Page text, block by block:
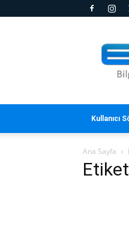
Kullanıcı
Ana Sayfa